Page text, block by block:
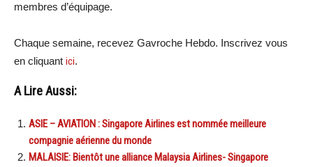
membres d’équipage.
Chaque semaine, recevez Gavroche Hebdo. Inscrivez vous
en cliquant ici.
A Lire Aussi:
ASIE – AVIATION : Singapore Airlines est nommée meilleure
compagnie aérienne du monde
MALAISIE: Bientôt une alliance Malaysia Airlines- Singapore